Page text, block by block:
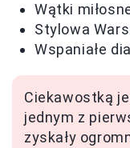
Wątki
Stylowa
Wspaniałe
Ciekawostką
jednym z
zyskały